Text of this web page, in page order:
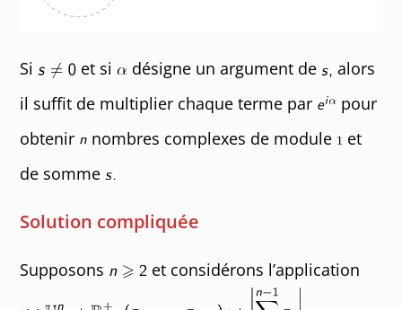
Si et si désigne un argument de
alors
il suffit de multiplier chaque terme par
pour
obtenir
nombres complexes de module
et
de somme
Solution compliquée
Supposons et considérons l’application